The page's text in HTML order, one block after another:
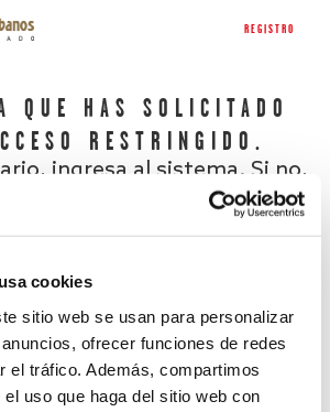
cookies
sitio web se usan para personalizar
ofrecer funciones de redes
el tráfico. Además, compartimos
uso que haga del sitio web con
REGISTRO
QUE HAS SOLICITADO
RESTRINGIDO.
ingresa al sistema. Si no,